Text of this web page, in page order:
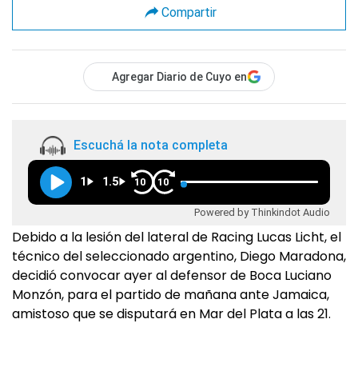
Compartir
Agregar Diario de Cuyo en
Escuchá la nota completa
1 1.5 10 10
Powered by Thinkindot Audio
Debido a la lesión del lateral de Racing Lucas Licht, el
técnico del seleccionado argentino, Diego Maradona,
decidió convocar ayer al defensor de Boca Luciano
Monzón, para el partido de mañana ante Jamaica,
amistoso que se disputará en Mar del Plata a las 21.